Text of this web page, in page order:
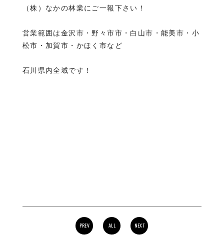
（株）なかの林業にご一報下さい！
営業範囲は金沢市・野々市市・白山市・能美市・小
松市・加賀市・かほく市など
石川県内全域です！
PREV ALL NEXT